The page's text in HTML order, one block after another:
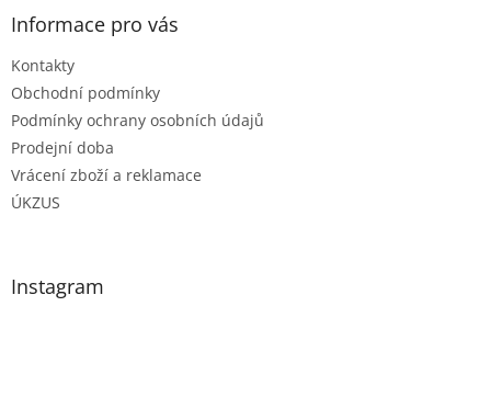
Informace pro vás
Kontakty
Obchodní podmínky
Podmínky ochrany osobních údajů
Prodejní doba
Vrácení zboží a reklamace
ÚKZUS
Instagram